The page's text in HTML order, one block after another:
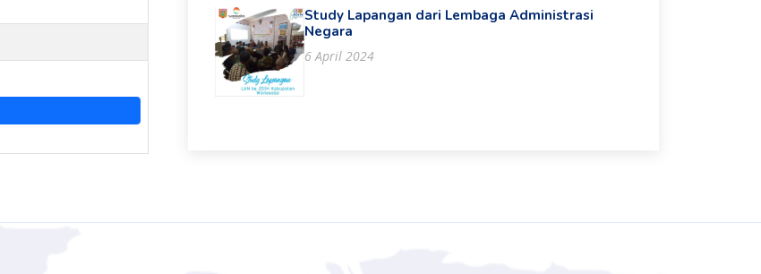
Study Lapangan dari Lembaga Administrasi
Negara
6 April 2024